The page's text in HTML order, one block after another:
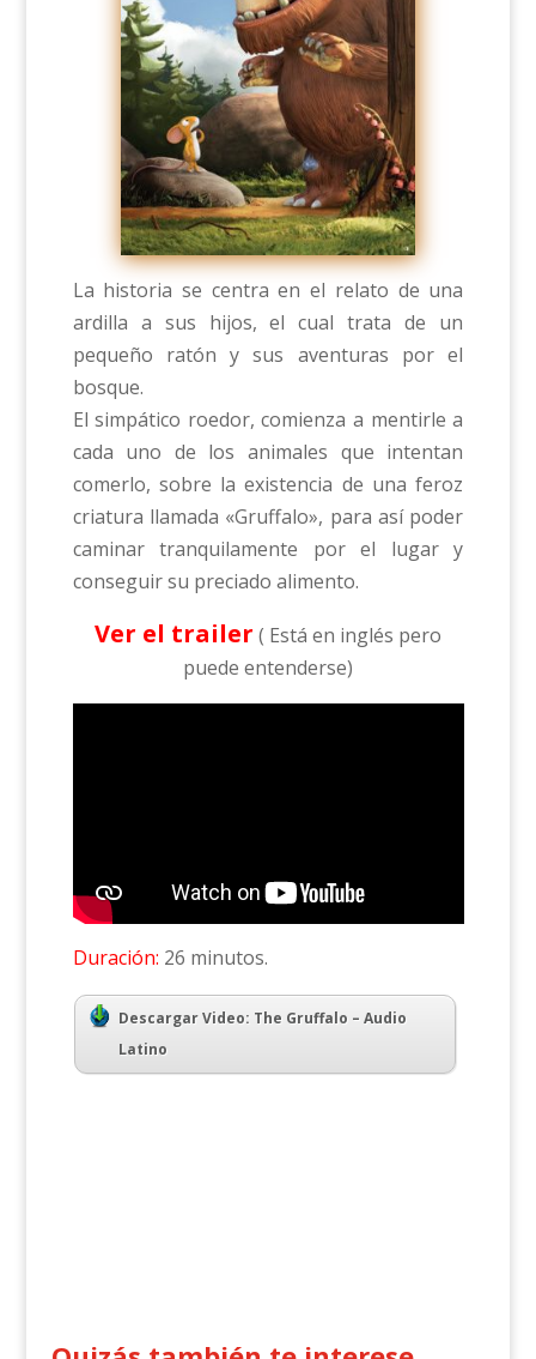
La historia se centra en el relato de una
ardilla a sus hijos, el cual trata de un
pequeño ratón y sus aventuras por el
bosque.
El simpático roedor, comienza a mentirle a
cada uno de los animales que intentan
comerlo, sobre la existencia de una feroz
criatura llamada «Gruffalo», para así poder
caminar tranquilamente por el lugar y
conseguir su preciado alimento.
Ver el trailer ( Está en inglés pero
puede entenderse)
Duración: 26 minutos.
Descargar Video: The Gruffalo – Audio
Latino